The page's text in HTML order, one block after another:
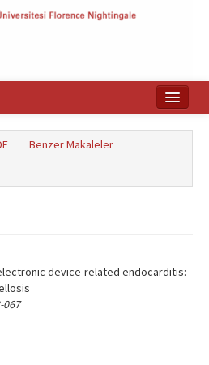
English
Benzer Makaleler
device-related endocarditis:
067